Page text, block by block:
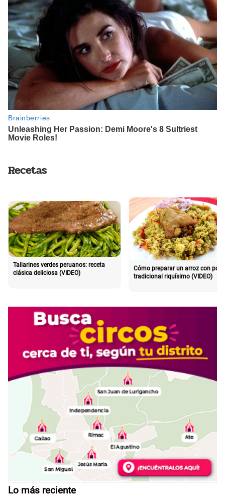
Recetas
Tallarines verdes peruanos: receta
clásica deliciosa (VIDEO)
Cómo preparar un arroz con pollo
tradicional riquísimo (VIDEO)
Lo más reciente